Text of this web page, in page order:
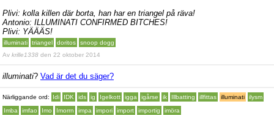
Plivi: kolla killen där borta, han har en triangel på räva!
Antonio: ILLUMINATI CONFIRMED BITCHES!
Plivi: YÄÄÄS!
illuminati triangel doritos
snoop dogg
Av krille1338 den 22 oktober 2014
illuminati? Vad är det du säger?
Närliggande ord: Idi IDK ids ig Igelkott igga igårse ik Illbatting illfittas illuminati
ilysm
Imba
imfao Imo Imorrn impa impori import importig imöra